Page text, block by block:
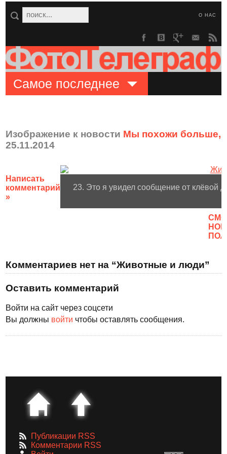
О НАС
Самое последнее
Изображение к новости Мы похожи больше,
25.11.2014
Написать
комментарий
»
23. Это я увидел сообщение от клёвой
Комментариев нет на “Животные и люди”
Оставить комментарий
Войти на сайт через соцсети
Вы должны войти чтобы оставлять сообщения.
Публикации RSS
Комментарии RSS